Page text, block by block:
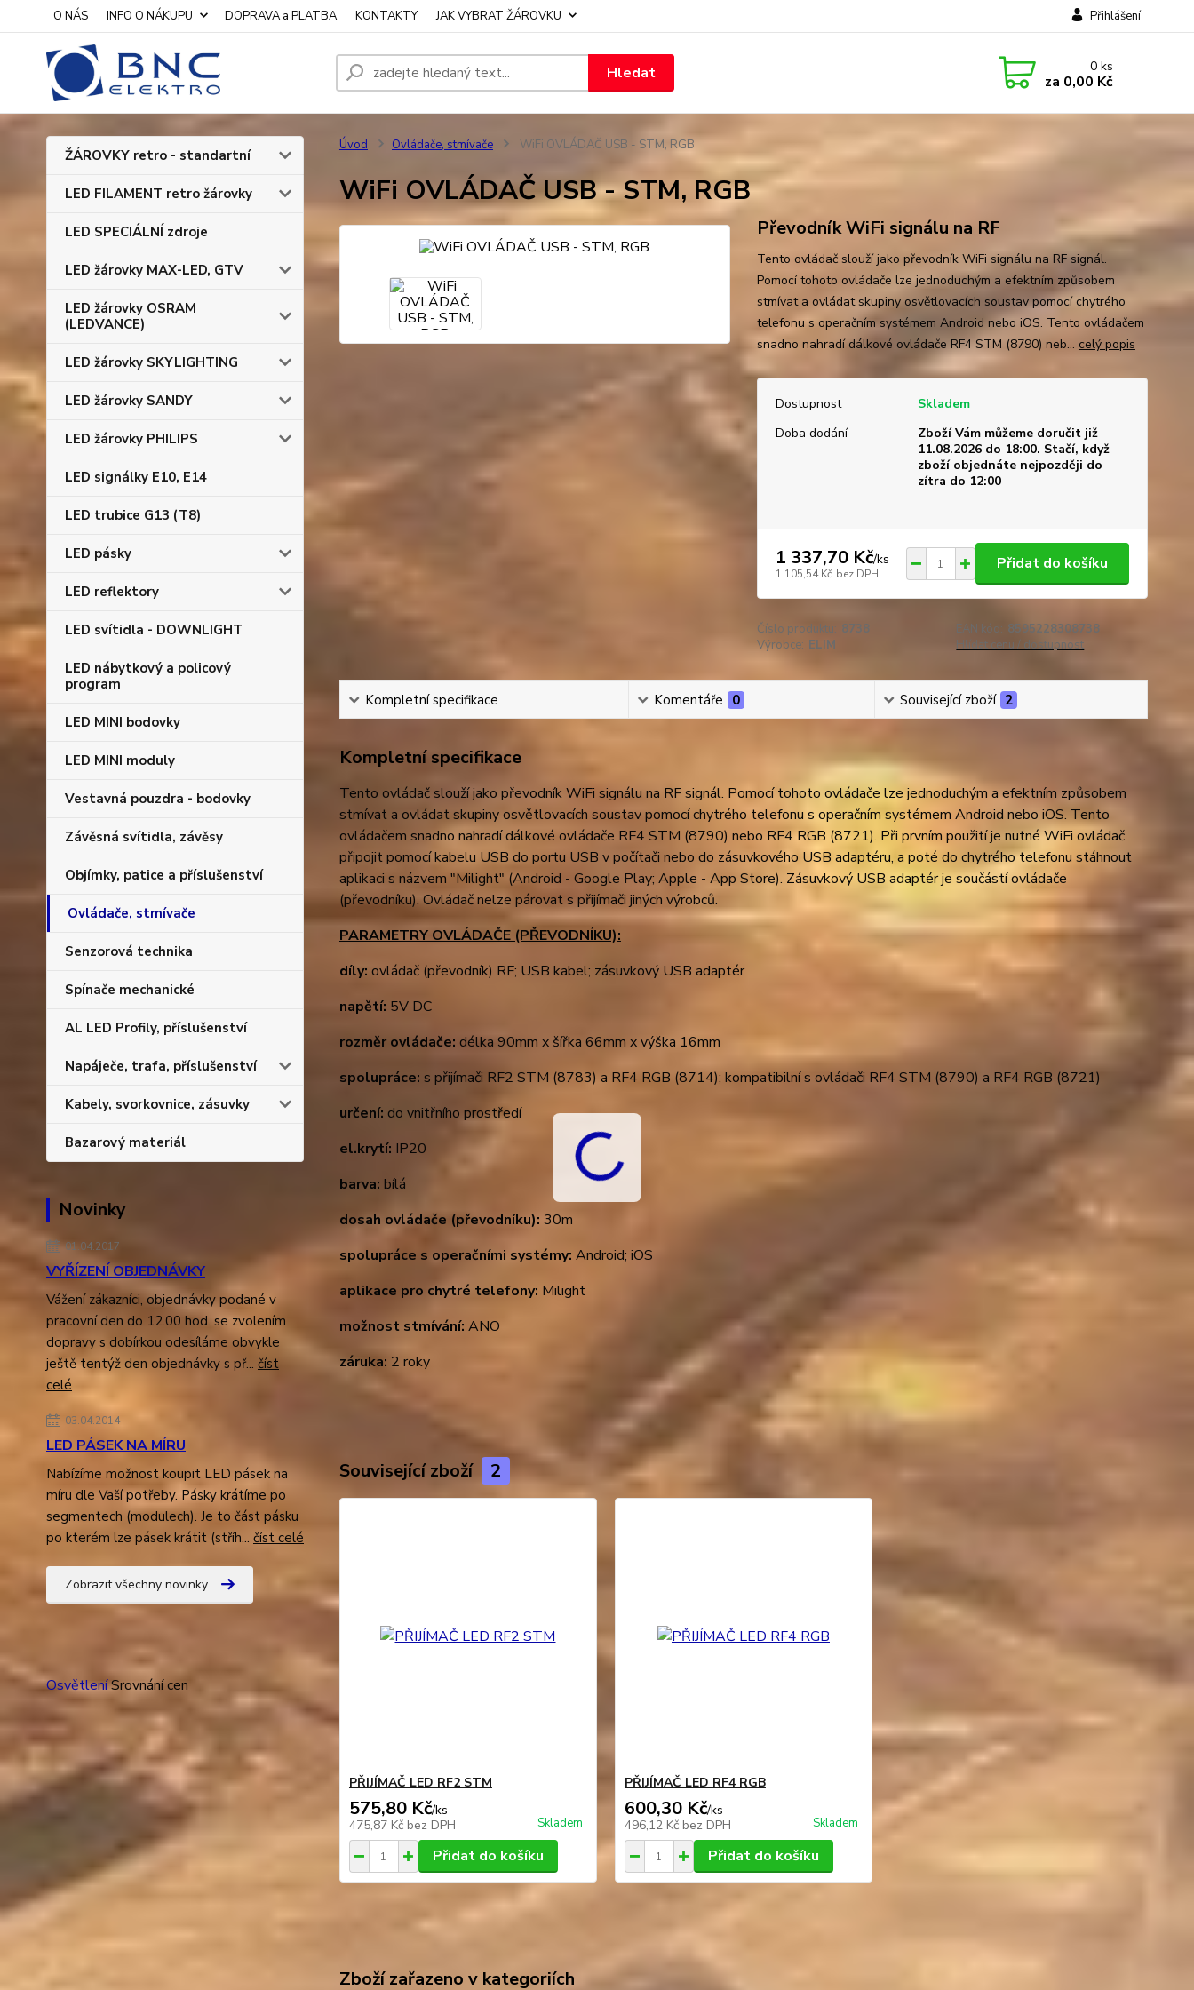
O NÁS INFO O NÁKUPU DOPRAVA a PLATBA KONTAKTY JAK VYBRAT ŽÁROVKU Přihlášení
Hledat 0ks
za 0,00 Kč
ŽÁROVKY retro - standartní
LED FILAMENT retro žárovky
LED SPECIÁLNÍ zdroje
LED žárovky MAX-LED, GTV
LED žárovky OSRAM
(LEDVANCE)
LED žárovky SKYLIGHTING
LED žárovky SANDY
LED žárovky PHILIPS
LED signálky E10, E14
LED trubice G13 (T8)
LED pásky
LED reflektory
LED svítidla - DOWNLIGHT
LED nábytkový a policový
program
LED MINI bodovky
LED MINI moduly
Vestavná pouzdra - bodovky
Závěsná svítidla, závěsy
Objímky, patice a příslušenství
Ovládače, stmívače
Senzorová technika
Spínače mechanické
AL LED Profily, příslušenství
Napáječe, trafa, příslušenství
Kabely, svorkovnice, zásuvky
Bazarový materiál
Novinky
01.04.2017
VYŘÍZENÍ OBJEDNÁVKY
Vážení zákazníci, objednávky podané v
pracovní den do 12.00 hod. se zvolením
dopravy s dobírkou odesíláme obvykle
ještě tentýž den objednávky s př... číst
celé
03.04.2014
LED PÁSEK NA MÍRU
Nabízíme možnost koupit LED pásek na
míru dle Vaší potřeby. Pásky krátíme po
segmentech (modulech). Je to část pásku
po kterém lze pásek krátit (stříh... číst celé
Zobrazit všechny novinky
OsvětleníSrovnání cen
Úvod Ovládače, stmívače WiFi OVLÁDAČ USB - STM, RGB
WiFi OVLÁDAČ USB - STM, RGB
Převodník WiFi signálu na RF
Tento ovládač slouží jako převodník WiFi signálu na RF signál.
Pomocí tohoto ovládače lze jednoduchým a efektním způsobem
stmívat a ovládat skupiny osvětlovacích soustav pomocí chytrého
telefonu s operačním systémem Android nebo iOS. Tento ovládačem
snadno nahradí dálkové ovládače RF4 STM (8790) neb... celý popis
Dostupnost
Skladem
Doba dodání
Zboží Vám můžeme doručit již
11.08.2026 do 18:00. Stačí, když
zboží objednáte nejpozději do
zítra do 12:00
1 337,70 Kč/ks
1 105,54 Kč bez DPH
Přidat do košíku
Číslo produktu: 8738 EAN kód: 8595228308738
Výrobce: ELIM Hlídat cenu / dostupnost
Kompletní specifikace Komentáře 0 Související zboží 2
Kompletní specifikace
Tento ovládač slouží jako převodník WiFi signálu na RF signál. Pomocí tohoto ovládače lze jednoduchým a efektním způsobem
stmívat a ovládat skupiny osvětlovacích soustav pomocí chytrého telefonu s operačním systémem Android nebo iOS. Tento
ovládačem snadno nahradí dálkové ovládače RF4 STM (8790) nebo RF4 RGB (8721). Při prvním použití je nutné WiFi ovládač
připojit pomocí kabelu USB do portu USB v počítači nebo do zásuvkového USB adaptéru, a poté do chytrého telefonu stáhnout
aplikaci s názvem "Milight" (Android - Google Play; Apple - App Store). Zásuvkový USB adaptér je součástí ovládače
(převodníku). Ovládač nelze párovat s přijímači jiných výrobců.
PARAMETRY OVLÁDAČE (PŘEVODNÍKU):
díly: ovládač (převodník) RF; USB kabel; zásuvkový USB adaptér
napětí: 5V DC
rozměr ovládače: délka 90mm x šířka 66mm x výška 16mm
spolupráce: s přijímači RF2 STM (8783) a RF4 RGB (8714); kompatibilní s ovládači RF4 STM (8790) a RF4 RGB (8721)
určení: do vnitřního prostředí
el.krytí: IP20
barva: bílá
dosah ovládače (převodníku): 30m
spolupráce s operačními systémy: Android; iOS
aplikace pro chytré telefony: Milight
možnost stmívání: ANO
záruka: 2 roky
Související zboží 2
PŘIJÍMAČ LED RF2 STM
575,80 Kč/ks
475,87 Kč bez DPH Skladem
Přidat do košíku
PŘIJÍMAČ LED RF4 RGB
600,30 Kč/ks
496,12 Kč bez DPH Skladem
Přidat do košíku
Zboží zařazeno v kategoriích